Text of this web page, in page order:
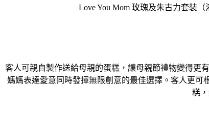
Love You Mom 玫瑰及朱古力套裝（
客人可親自製作送給母親的蛋糕，讓母親節禮物變得更
媽媽表達愛意同時發揮無限創意的最佳選擇。 客人更可
糕，